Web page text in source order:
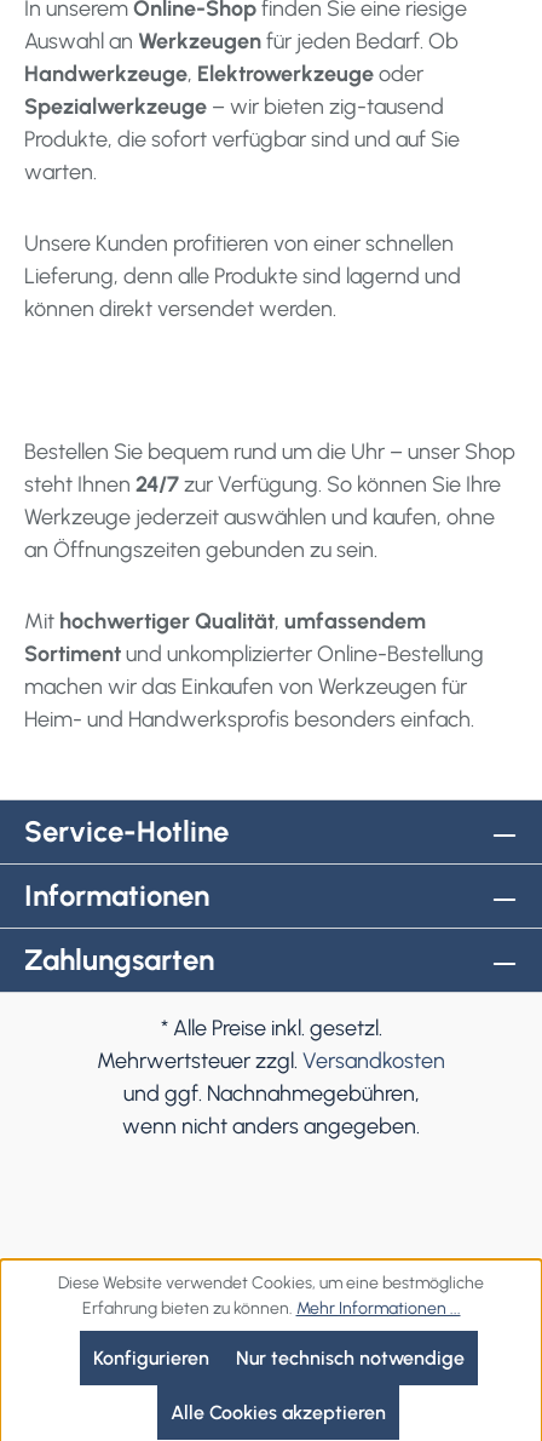
In unseremOnline-Shopfinden Sie eine riesige
Auswahl an Werkzeugenfür jeden Bedarf. Ob
Handwerkzeuge, Elektrowerkzeugeoder
Spezialwerkzeuge – wir bieten zig-tausend
Produkte, die sofort verfügbar sind und auf Sie
warten.
Unsere Kunden profitieren von einer schnellen
Lieferung, denn alle Produkte sind lagernd und
können direkt versendet werden.
Bestellen Sie bequem rund um die Uhr – unser Shop
steht Ihnen 24/7zur Verfügung. So können Sie Ihre
Werkzeuge jederzeit auswählen und kaufen, ohne
an Öffnungszeiten gebunden zu sein.
Mit hochwertiger Qualität, umfassendem
Sortimentund unkomplizierter Online-Bestellung
machen wir das Einkaufen von Werkzeugen für
Heim- und Handwerksprofis besonders einfach.
Service-Hotline
Informationen
Zahlungsarten
* Alle Preise inkl. gesetzl.
Mehrwertsteuer zzgl. Versandkosten
und ggf. Nachnahmegebühren,
wenn nicht anders angegeben.
Diese Website verwendet Cookies, um eine bestmögliche
Erfahrung bieten zu können. Mehr Informationen ...
Nur technisch notwendige
Konfigurieren
Alle Cookies akzeptieren